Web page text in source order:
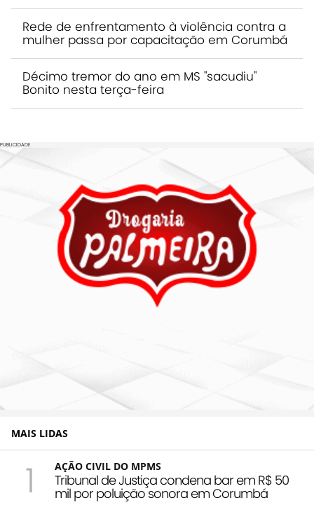
Rede de enfrentamento à violência contra a
mulher passa por capacitação em Corumbá
Décimo tremor do ano em MS "sacudiu"
Bonito nesta terça-feira
PUBLICIDADE
MAIS LIDAS
1 AÇÃO CIVIL DO MPMS
Tribunal de Justiça condena bar em R$ 50
mil por poluição sonora em Corumbá